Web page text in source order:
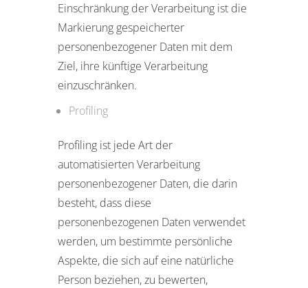
Einschränkung der Verarbeitung ist die
Markierung gespeicherter
personenbezogener Daten mit dem
Ziel, ihre künftige Verarbeitung
einzuschränken.
Profiling
Profiling ist jede Art der
automatisierten Verarbeitung
personenbezogener Daten, die darin
besteht, dass diese
personenbezogenen Daten verwendet
werden, um bestimmte persönliche
Aspekte, die sich auf eine natürliche
Person beziehen, zu bewerten,